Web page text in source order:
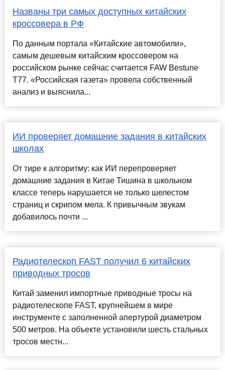
Названы три самых доступных китайских
кроссовера в РФ
По данным портала «Китайские автомобили»,
самым дешевым китайским кроссовером на
российском рынке сейчас считается FAW Bestune
T77. «Российская газета» провела собственный
анализ и выяснила...
ИИ проверяет домашние задания в китайских
школах
От тире к алгоритму: как ИИ перепроверяет
домашние задания в Китае Тишина в школьном
классе теперь нарушается не только шелестом
страниц и скрипом мела. К привычным звукам
добавилось почти ...
Радиотелескоп FAST получил 6 китайских
приводных тросов
Китай заменил импортные приводные тросы на
радиотелескопе FAST, крупнейшем в мире
инструменте с заполненной апертурой диаметром
500 метров. На объекте установили шесть стальных
тросов местн...